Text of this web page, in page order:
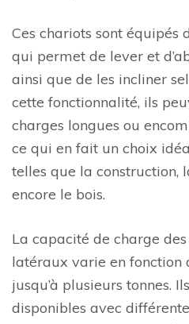
Ces chariots sont équipés
qui permet de lever et
ainsi que de les incliner
cette fonctionnalité, ils
charges longues ou
ce qui en fait un choix
telles que la construction,
encore le bois.
La capacité de charge
latéraux varie en
jusqu’à plusieurs tonnes.
disponibles avec